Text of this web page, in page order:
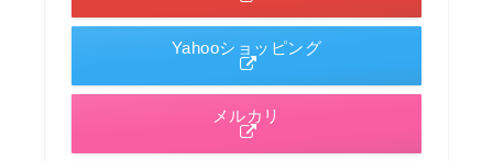
Yahooショッピング
メルカリ